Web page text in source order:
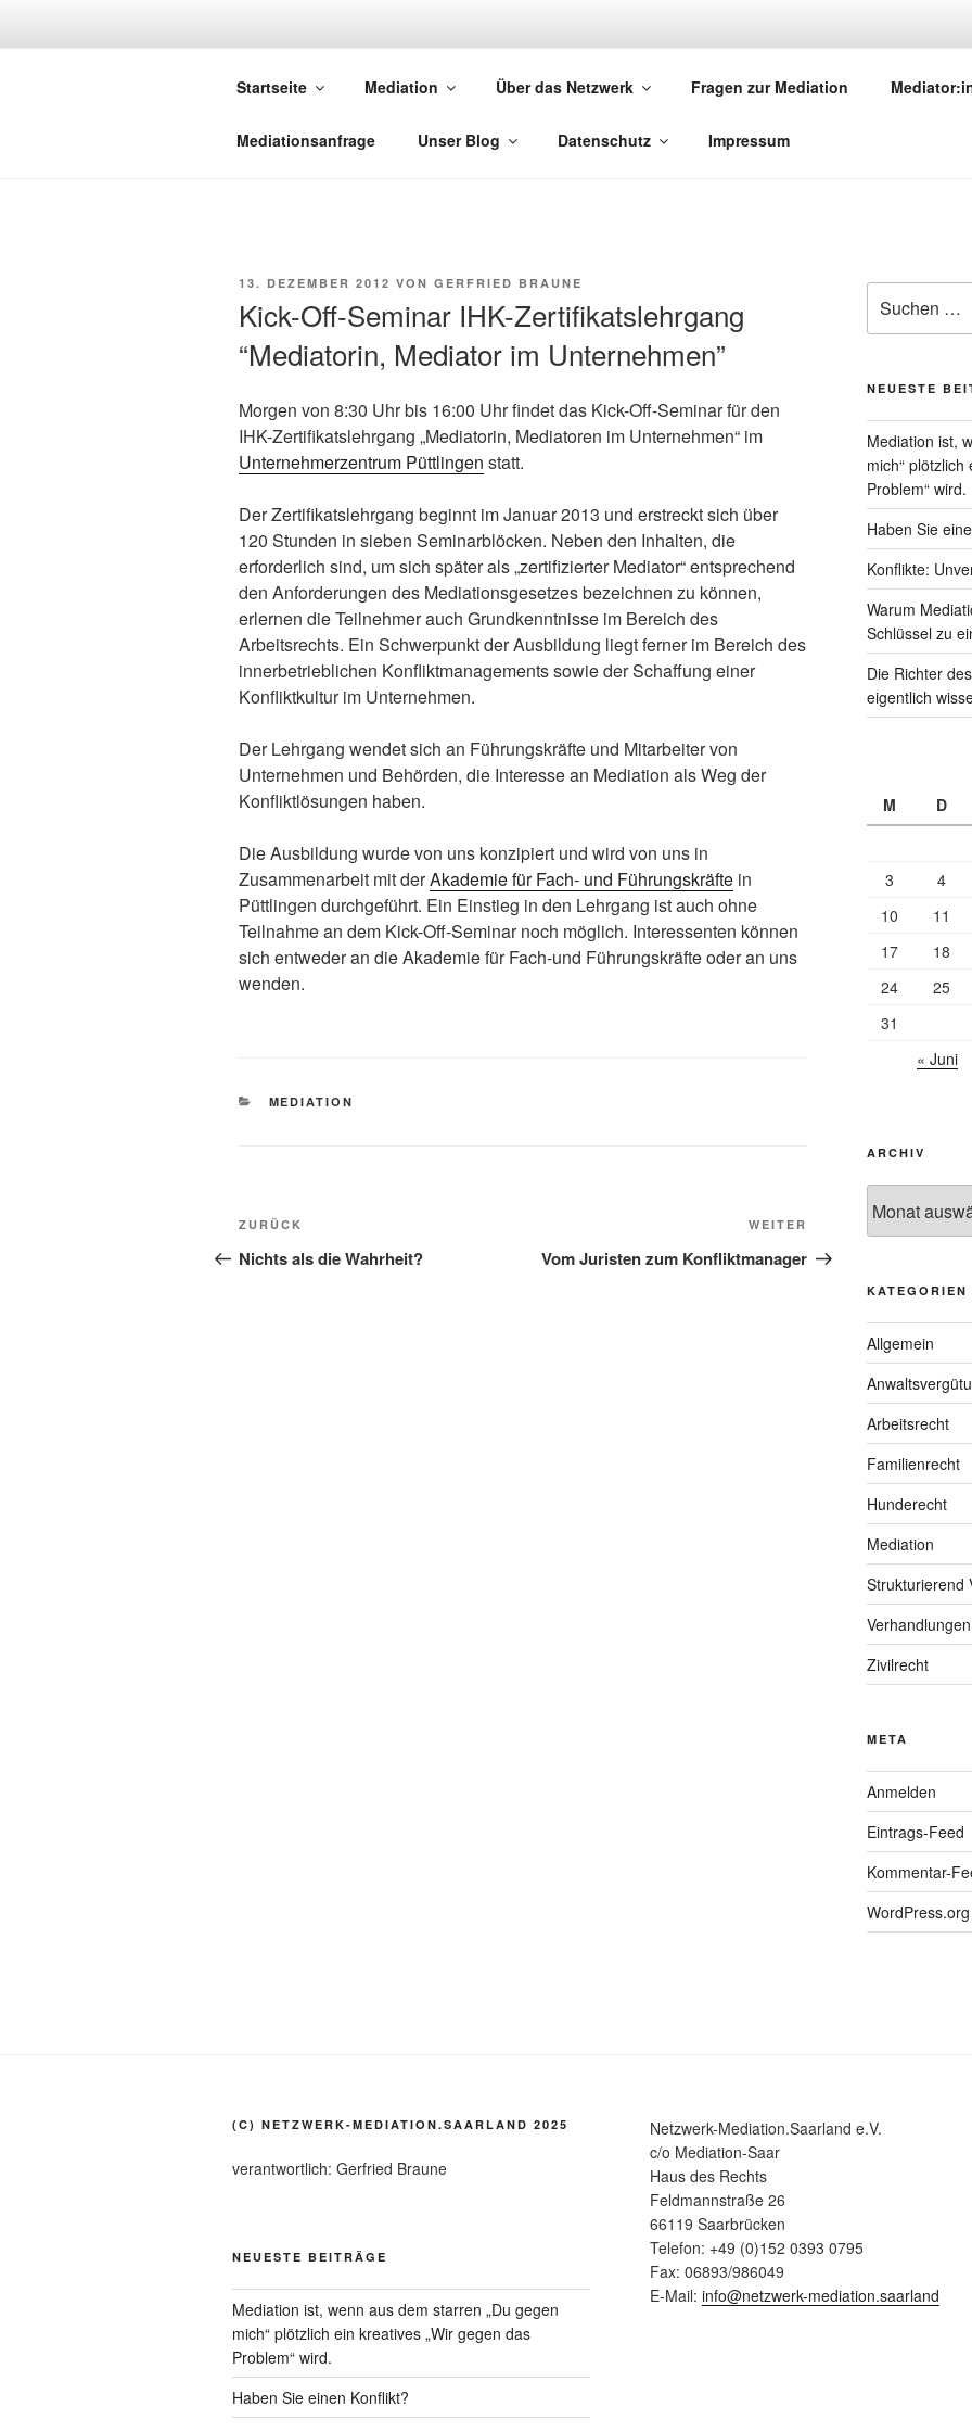
NETZWERK-
Startseite Mediation Über das Netzwerk Fragen zur Mediation
Mediationsanfrage Unser Blog Datenschutz Impressum
VERÖFFENTLICHT
13. DEZEMBER 2012 VON GERFRIED BRAUNE
Kick-Off-Seminar IHK-Zertifikatslehrgang
“Mediatorin, Mediator im Unternehmen”
Morgen von 8:30 Uhr bis 16:00 Uhr findet das Kick-Off-Seminar für den
IHK-Zertifikatslehrgang „Mediatorin, Mediatoren im Unternehmen“ im
Unternehmerzentrum Püttlingen statt.
Der Zertifikatslehrgang beginnt im Januar 2013 und erstreckt sich über
120 Stunden in sieben Seminarblöcken. Neben den Inhalten, die
erforderlich sind, um sich später als „zertifizierter Mediator“ entsprechend
den Anforderungen des Mediationsgesetzes bezeichnen zu können,
erlernen die Teilnehmer auch Grundkenntnisse im Bereich des
Arbeitsrechts. Ein Schwerpunkt der Ausbildung liegt ferner im Bereich des
innerbetrieblichen Konfliktmanagements sowie der Schaffung einer
Konfliktkultur im Unternehmen.
Der Lehrgang wendet sich an Führungskräfte und Mitarbeiter von
Unternehmen und Behörden, die Interesse an Mediation als Weg der
Konfliktlösungen haben.
Die Ausbildung wurde von uns konzipiert und wird von uns in
Zusammenarbeit mit derAkademie für Fach- und Führungskräfte in
Püttlingen durchgeführt. Ein Einstieg in den Lehrgang ist auch ohne
Teilnahme an dem Kick-Off-Seminar noch möglich. Interessenten können
sich entweder an die Akademie für Fach-und Führungskräfte oder an uns
wenden.
KATEGORIEN
MEDIATION
Beitragsnavigation
Vorheriger
Beitrag
ZURÜCK
Nichts als die Wahrheit?
Beitrag
WEITER
Vom Juristen zum Konfliktmanager
nach:
NEUESTE
Mediation ist,
mich“
Problem“ wird.
Haben Sie
Konflikte:
Warum
Schlüssel zu
Die Richter
eigentlich
M
D
3
4
10
11
17
18
24
25
31
« Juni
ARCHIV
KATEGORIEN
Allgemein
Arbeitsrecht
Familienrecht
Hunderecht
Mediation
Strukturierend
Verhandlungen
Zivilrecht
META
Anmelden
Eintrags-Feed
Kommentar-
WordPress.org
(C) NETZWERK-MEDIATION.SAARLAND 2025
verantwortlich: Gerfried Braune
NEUESTE BEITRÄGE
Mediation ist, wenn aus dem starren „Du gegen
mich“ plötzlich ein kreatives „Wir gegen das
Problem“ wird.
Haben Sie einen Konflikt?
Netzwerk-Mediation.Saarland e.V.
c/o Mediation-Saar
Haus des Rechts
Feldmannstraße 26
66119 Saarbrücken
Telefon: +49 (0)152 0393 0795
Fax: 06893/986049
E-Mail: info@netzwerk-mediation.saarland